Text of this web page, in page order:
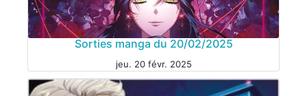
Sorties manga du 20/02/2025
jeu. 20 févr. 2025